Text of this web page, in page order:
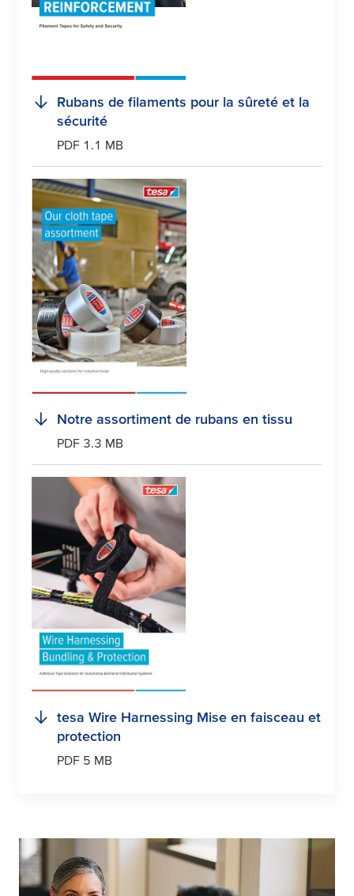
Rubans de filaments pour la sûreté et la
sécurité
PDF 1.1 MB
Notre assortiment de rubans en tissu
PDF 3.3 MB
tesa Wire Harnessing Mise en faisceau et
protection
PDF 5 MB